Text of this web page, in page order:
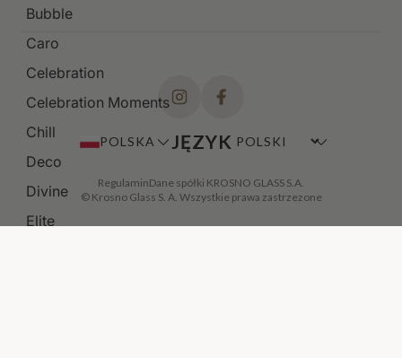
Bubble
Caro
Celebration
Celebration Moments
Chill
Deco
Divine
Elite
POLSKA JĘZYK
RegulaminDane spółki KROSNO GLASS S.A.
© Krosno Glass S. A. Wszystkie prawa zastrzezone